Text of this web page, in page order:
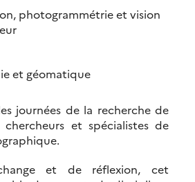
photogrammétrie et vision
et géomatique
journées de la recherche de
chercheurs et spécialistes de
et de réflexion, cet